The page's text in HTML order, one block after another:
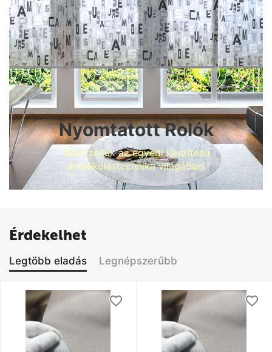
Nyomtatott Rolók
Üdvözöljük az egyedi készítésű
árnyékolástechnika világában!
Érdekelhet
Legtöbb eladás Legnépszerűbb